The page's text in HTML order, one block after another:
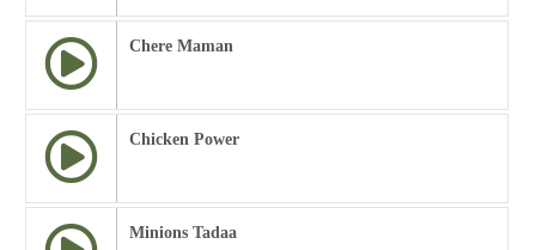
Chere Maman
Chicken Power
Minions Tadaa